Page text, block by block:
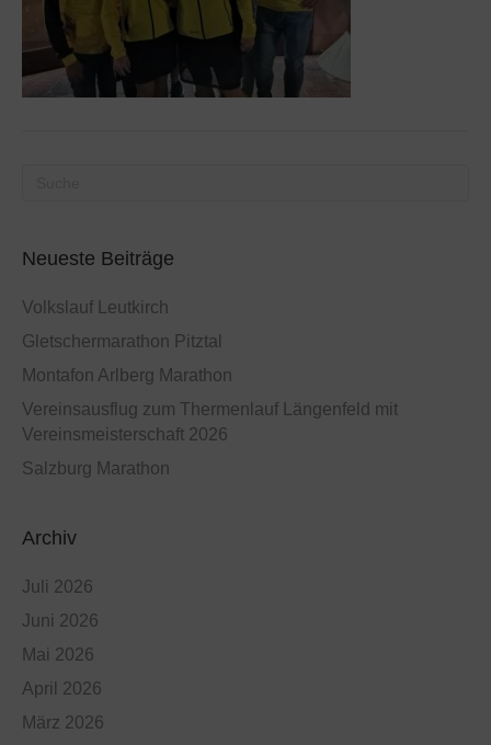
Neueste Beiträge
Volkslauf Leutkirch
Gletschermarathon Pitztal
Montafon Arlberg Marathon
Vereinsausflug zum Thermenlauf Längenfeld mit
Vereinsmeisterschaft 2026
Salzburg Marathon
Archiv
Juli 2026
Juni 2026
Mai 2026
April 2026
März 2026